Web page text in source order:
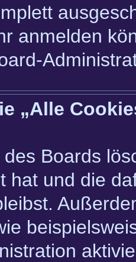
anmelden
„Alle
des Boards
hat und die